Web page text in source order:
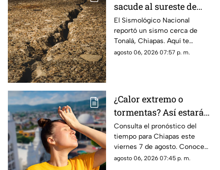
sacude al sureste de
México HOY: epicentro
y magnitud
El Sismológico Nacional
reportó un sismo cerca de
Tonalá, Chiapas. Aquí te
contamos todos los detalles
agosto 06, 2026 07:57 p. m.
¿Calor extremo o
tormentas? Así estará
el clima este viernes 7
de agosto en Chiapas
Consulta el pronóstico del
tiempo para Chiapas este
viernes 7 de agosto. Conoce
las regiones con probabilidad
agosto 06, 2026 07:45 p. m.